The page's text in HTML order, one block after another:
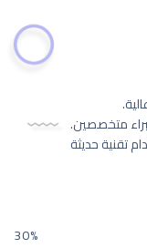
متخصصين.
تقنية حديثة
30